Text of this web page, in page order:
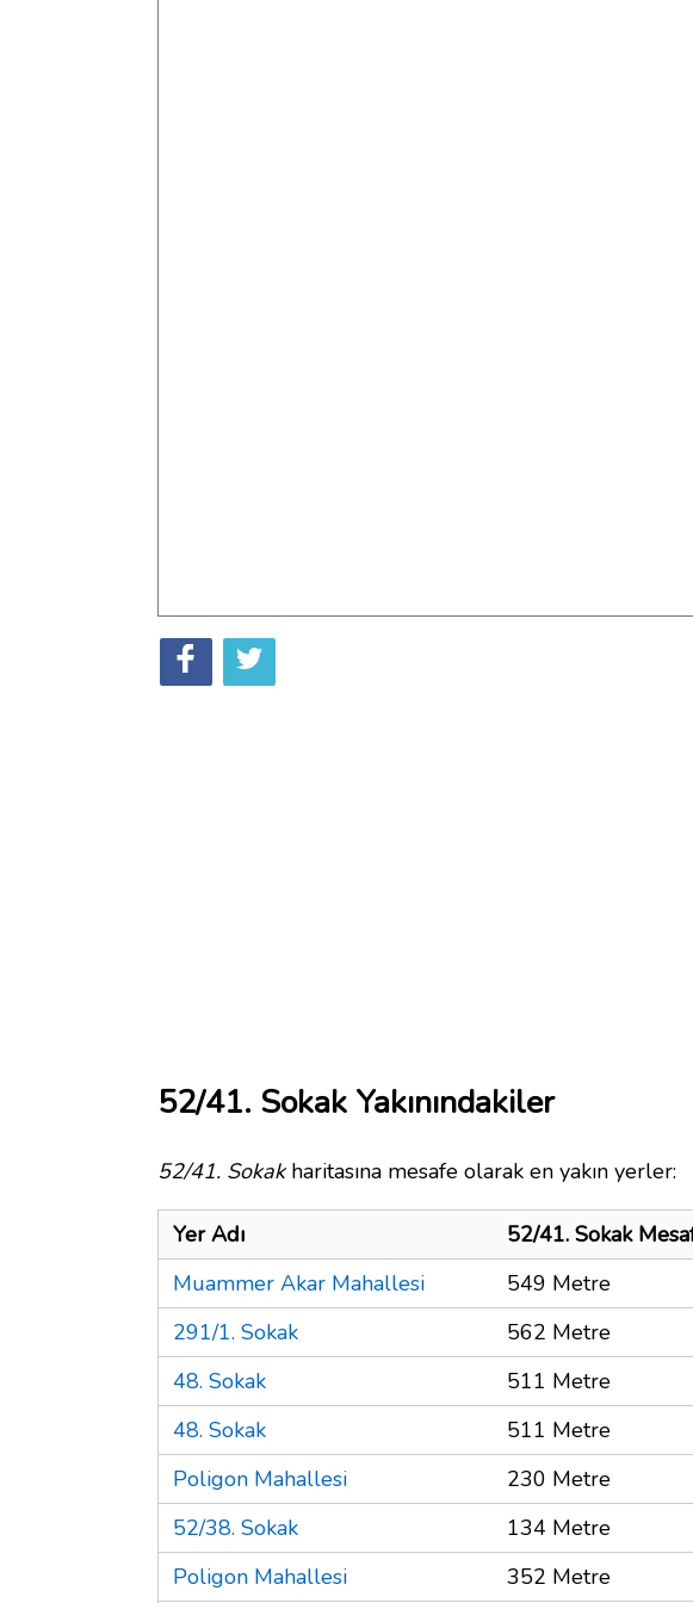
52/41. Sokak Yakınındakiler
52/41. Sokakharitasına mesafe olarak en yakın yerler:
Yer Adı
52/41. Sokak
Muammer Akar Mahallesi
549 Metre
291/1. Sokak
562 Metre
48. Sokak
511 Metre
48. Sokak
511 Metre
Poligon Mahallesi
230 Metre
52/38. Sokak
134 Metre
Poligon Mahallesi
352 Metre